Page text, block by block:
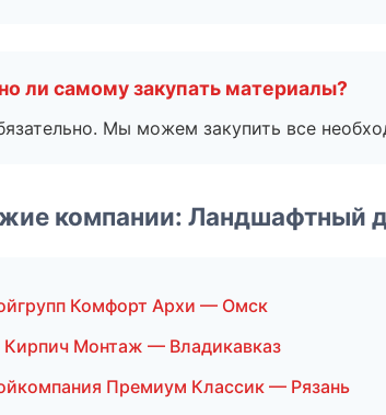
ли самому закупать материалы?
Мы можем закупить все
компании: Ландшафтный
Комфорт Архи — Омск
Монтаж — Владикавказ
Премиум Классик — Рязань